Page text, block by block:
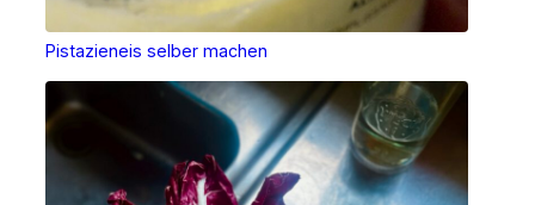
Pistazieneis selber machen